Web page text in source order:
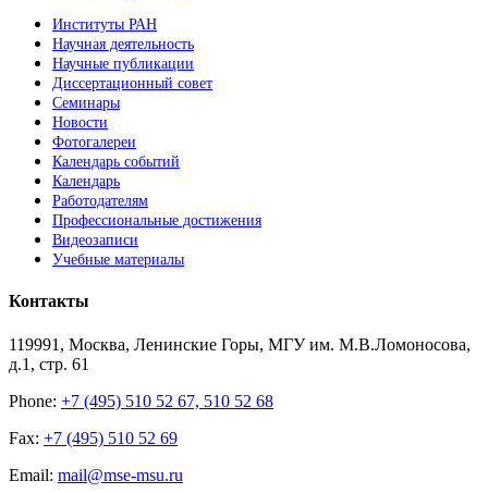
Институты РАН
Научная деятельность
Научные публикации
Диссертационный совет
Семинары
Новости
Фотогалереи
Календарь событий
Календарь
Работодателям
Профессиональные достижения
Видеозаписи
Учебные материалы
Контакты
119991, Москва, Ленинские Горы, МГУ им. М.В.Ломоносова,
д.1, стр. 61
Phone: +7 (495) 510 52 67, 510 52 68
Fax: +7 (495) 510 52 69
Email: mail@mse-msu.ru